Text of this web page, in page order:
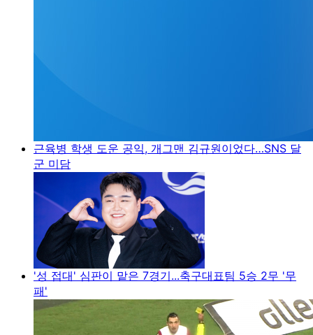
근육병 학생 도운 공익, 개그맨 김규원이었다…SNS 달
군 미담
'성 접대' 심판이 맡은 7경기...축구대표팀 5승 2무 '무
패'